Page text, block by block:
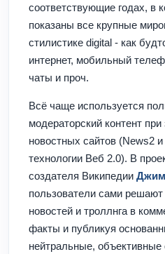
соответствующие годах, в
показаны все крупные
стилистике digital - как
интернет, мобильный
чаты и проч.
Всё чаще используется
модераторский контент
новостных сайтов (News2
технологии Веб 2.0). В
создателя Википедии
пользователи сами
новостей и троллнга в
факты и публикуя
нейтральные, объективные